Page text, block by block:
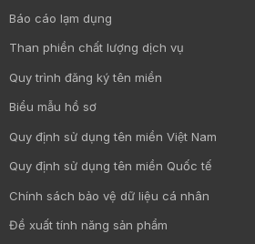
Báo cáo lạm dụng
Than phiền chất lượng dịch vụ
Quy trình đăng ký tên miền
Biểu mẫu hồ sơ
Quy định sử dụng tên miền Việt Nam
Quy định sử dụng tên miền Quốc tế
Chính sách bảo vệ dữ liệu cá nhân
Đề xuất tính năng sản phẩm